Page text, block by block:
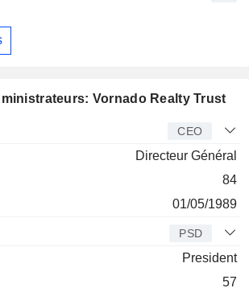
Vornado Realty Trust
CEO
Directeur Général
84
01/05/1989
PSD
President
57